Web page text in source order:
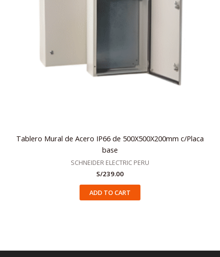
Tablero Mural de Acero IP66 de 500X500X200mm c/Placa
base
SCHNEIDER ELECTRIC PERU
S/239.00
ADD TO CART